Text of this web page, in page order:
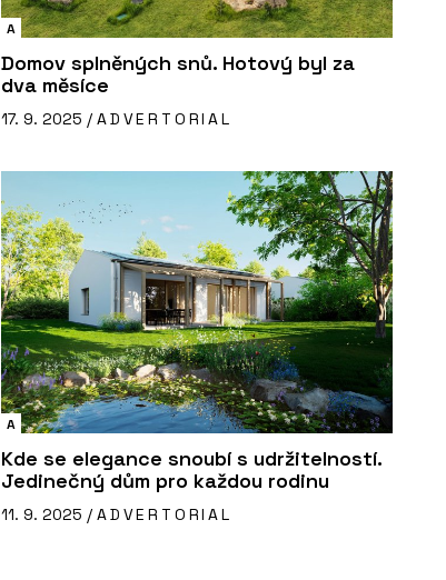
A
Domov splněných snů. Hotový byl za
dva měsíce
17. 9. 2025 / ADVERTORIAL
A
Kde se elegance snoubí s udržitelností.
Jedinečný dům pro každou rodinu
11. 9. 2025 / ADVERTORIAL